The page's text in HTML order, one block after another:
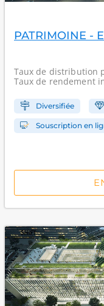
PATRIMOINE -
Taux de distribution
Taux de rendement
Diversifiée
Souscription en